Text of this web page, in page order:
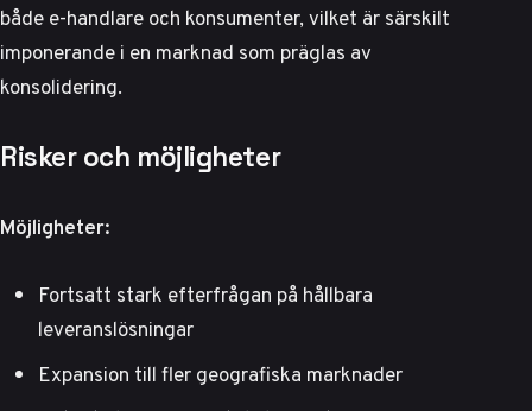
både e-handlare och konsumenter, vilket är särskilt
imponerande i en marknad som präglas av
konsolidering.
Risker och möjligheter
Möjligheter:
Fortsatt stark efterfrågan på hållbara
leveranslösningar
Expansion till fler geografiska marknader